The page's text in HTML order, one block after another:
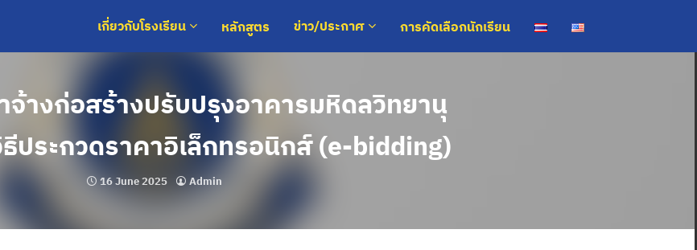
เกี่ยวกับโรงเรียน หลักสูตร ข่าว/ประกาศ การคัดเลือกนักเรียน
จ้างก่อสร้างปรับปรุงอาคารมหิดลวิทยานุ
ประกวดราคาอิเล็กทรอนิกส์ (e-bidding)
16 June 2025 Admin